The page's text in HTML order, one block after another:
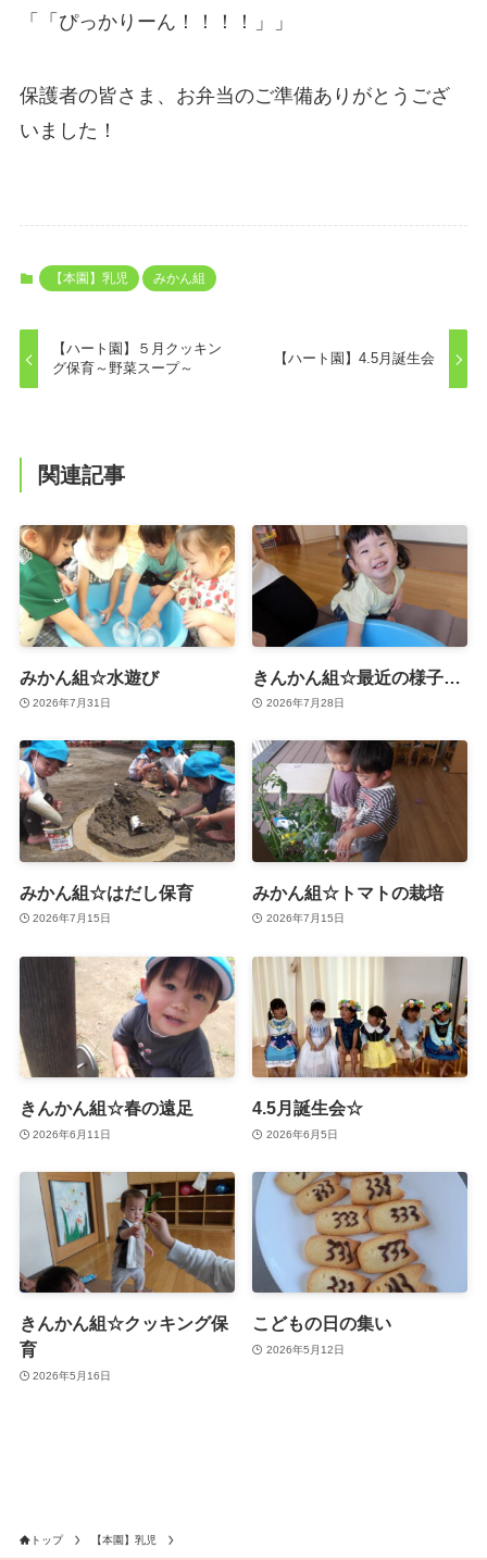
「「ぴっかりーん！！！！」」
保護者の皆さま、お弁当のご準備ありがとうござ
いました！
【本園】乳児 みかん組
【ハート園】５月クッキン
グ保育～野菜スープ～
【ハート園】4.5月誕生会
関連記事
みかん組☆水遊び
2026年7月31日
きんかん組☆最近の様子…
2026年7月28日
みかん組☆はだし保育
2026年7月15日
みかん組☆トマトの栽培
2026年7月15日
きんかん組☆春の遠足
2026年6月11日
4.5月誕生会☆
2026年6月5日
きんかん組☆クッキング保
育
2026年5月16日
こどもの日の集い
2026年5月12日
トップ 【本園】乳児